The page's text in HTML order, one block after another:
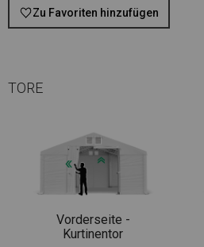
Zu Favoriten hinzufügen
TORE
Vorderseite -
Kurtinentor